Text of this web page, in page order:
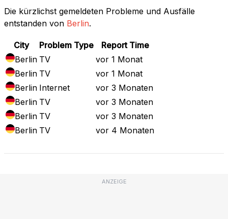
Die kürzlichst gemeldeten Probleme und Ausfälle
entstanden von Berlin.
City Problem Type
Report Time
Berlin TV
vor 1 Monat
Berlin TV
vor 1 Monat
Berlin Internet
vor 3 Monaten
Berlin TV
vor 3 Monaten
Berlin TV
vor 3 Monaten
Berlin TV vor 4 Monaten
ANZEIGE